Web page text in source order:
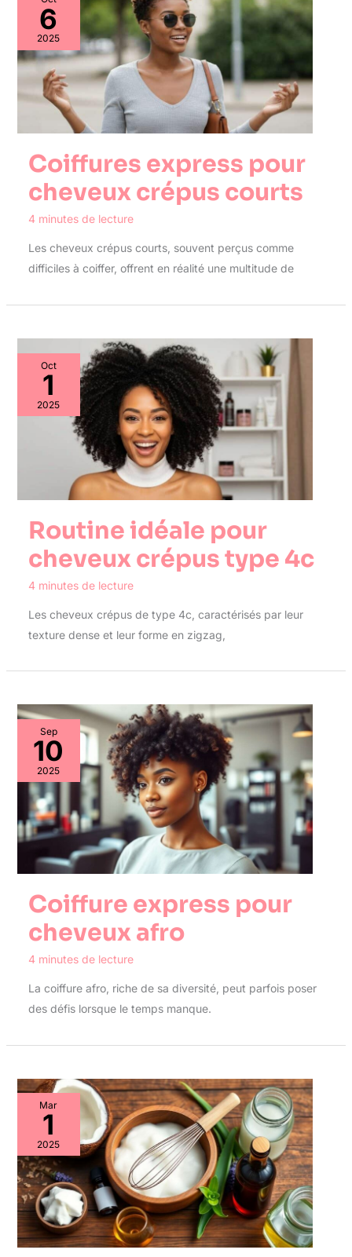
6
2025
Coiffures express pour
cheveux crépus courts
4 minutes de lecture
Les cheveux crépus courts, souvent perçus comme
difficiles à coiffer, offrent en réalité une multitude de
Oct
1
2025
Routine idéale pour
cheveux crépus type 4c
4 minutes de lecture
Les cheveux crépus de type 4c, caractérisés par leur
texture dense et leur forme en zigzag,
Sep
10
2025
Coiffure express pour
cheveux afro
4 minutes de lecture
La coiffure afro, riche de sa diversité, peut parfois poser
des défis lorsque le temps manque.
Mar
1
2025